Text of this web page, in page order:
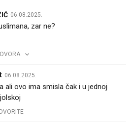
06.08.2025.
zar ne?
06.08.2025.
ali ovo ima smisla čak i u jednoj